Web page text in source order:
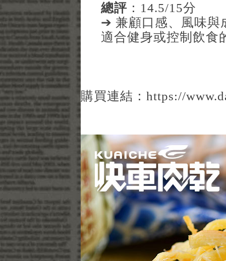
總評 ：14.5/15分
➔ 兼顧口感、風味與
適合健身或控制飲食
購買連結： https://